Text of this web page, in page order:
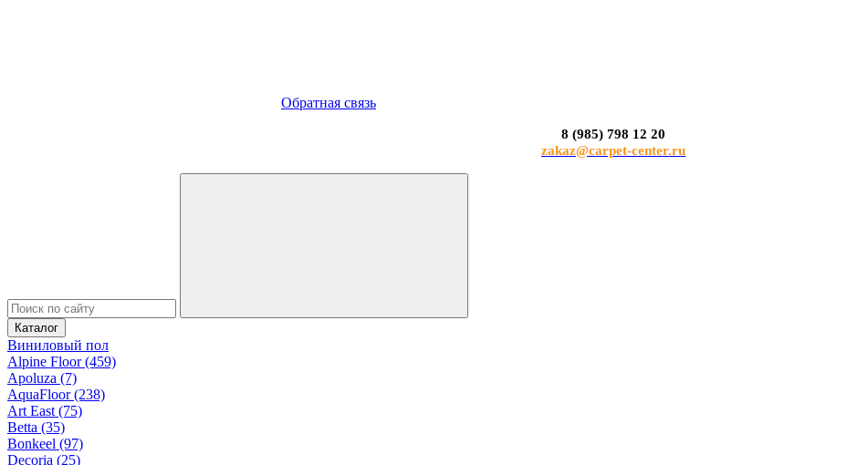
Обратная связь
8 (985) 798 12 20
zakaz@carpet-center.ru
Каталог
Виниловый пол
Alpine Floor (459)
Apoluza (7)
AquaFloor (238)
Art East (75)
Betta (35)
Bonkeel (97)
Decoria (25)